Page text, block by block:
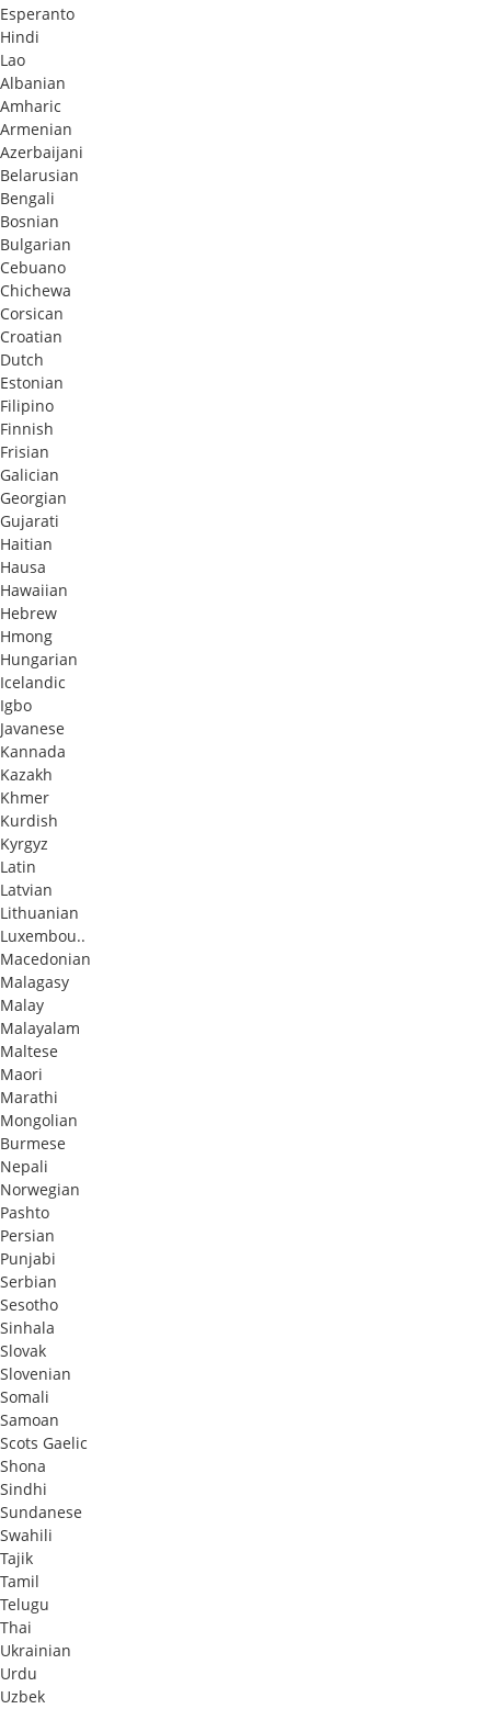
Esperanto
Hindi
Lao
Albanian
Amharic
Armenian
Azerbaijani
Belarusian
Bengali
Bosnian
Bulgarian
Cebuano
Chichewa
Corsican
Croatian
Dutch
Estonian
Filipino
Finnish
Frisian
Galician
Georgian
Gujarati
Haitian
Hausa
Hawaiian
Hebrew
Hmong
Hungarian
Icelandic
Igbo
Javanese
Kannada
Kazakh
Khmer
Kurdish
Kyrgyz
Latin
Latvian
Lithuanian
Luxembou..
Macedonian
Malagasy
Malay
Malayalam
Maltese
Maori
Marathi
Mongolian
Burmese
Nepali
Norwegian
Pashto
Persian
Punjabi
Serbian
Sesotho
Sinhala
Slovak
Slovenian
Somali
Samoan
Scots Gaelic
Shona
Sindhi
Sundanese
Swahili
Tajik
Tamil
Telugu
Thai
Ukrainian
Urdu
Uzbek